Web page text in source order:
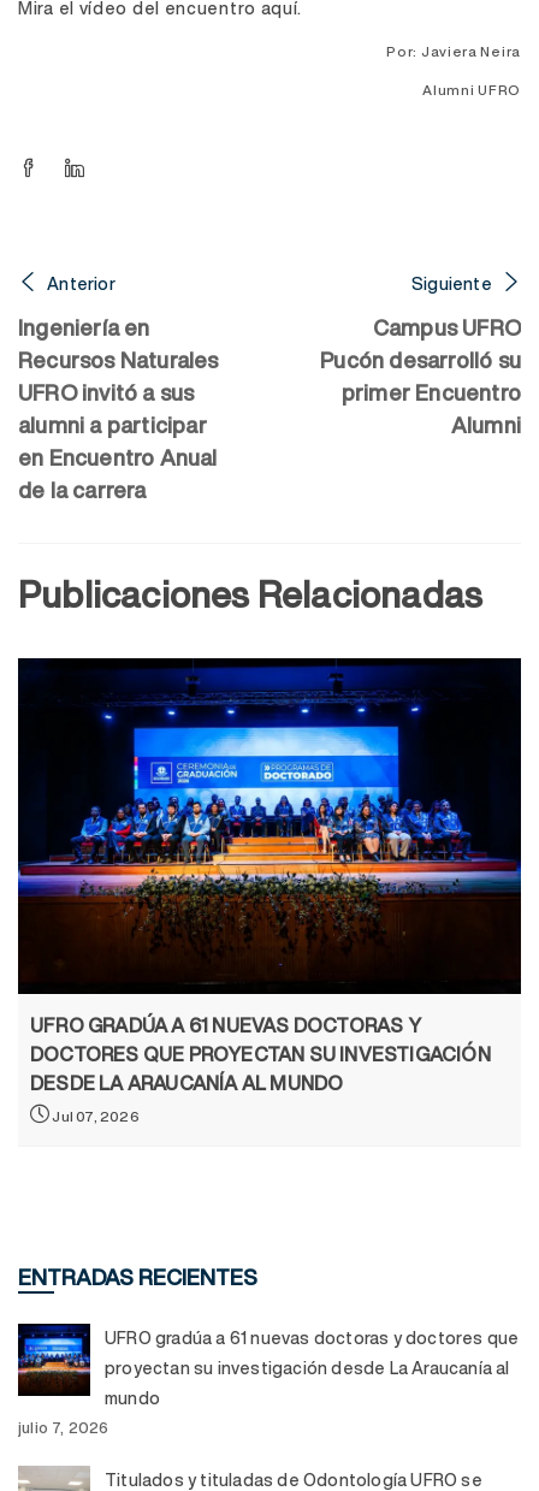
M ira el vídeo del encuentro aquí.
Por: Javiera Neira
Alumni UFRO
Anterior
Ingeniería en
Recursos Naturales
UFRO invitó a sus
alumni a participar
en Encuentro Anual
de la carrera
Siguiente
Campus UFRO
Pucón desarrolló su
primer Encuentro
Alumni
Publicaciones Relacionadas
UFRO GRADÚA A 61 NUEVAS DOCTORAS Y
DOCTORES QUE PROYECTAN SU INVESTIGACIÓN
DESDE LA ARAUCANÍA AL MUNDO
Jul 07, 2026
ENTRADAS RECIENTES
UFRO gradúa a 61 nuevas doctoras y doctores que
proyectan su investigación desde La Araucanía al
mundo
julio 7, 2026
Titulados y tituladas de Odontología UFRO se